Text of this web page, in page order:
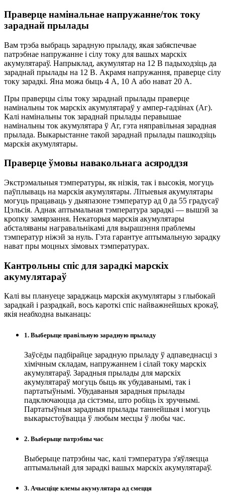
Праверце намінальнае напружанне/ток току
зараднай прылады
Вам трэба выбраць зарадную прыладу, якая забяспечвае
патрэбнае напружанне і сілу току для вашых марскіх
акумулятараў. Напрыклад, акумулятар на 12 В падыходзіць да
зараднай прылады на 12 В. Акрамя напружання, праверце сілу
току зарадкі. Яна можа быць 4 А, 10 А або нават 20 А.
Пры праверцы сілы току зараднай прылады праверце
намінальны ток марскіх акумулятараў у ампер-гадзінах (Аг).
Калі намінальны ток зараднай прылады перавышае
намінальны ток акумулятара ў Аг, гэта няправільная зарадная
прылада. Выкарыстанне такой зараднай прылады пашкодзіць
марскія акумулятары.
Праверце ўмовы навакольнага асяроддзя
Экстрэмальныя тэмпературы, як нізкія, так і высокія, могуць
паўплываць на марскія акумулятары. Літыевыя акумулятары
могуць працаваць у дыяпазоне тэмператур ад 0 да 55 градусаў
Цэльсія. Аднак аптымальная тэмпература зарадкі — вышэй за
кропку замярзання. Некаторыя марскія акумулятары
абсталяваны награвальнікамі для вырашэння праблемы
тэмператур ніжэй за нуль. Гэта гарантуе аптымальную зарадку
нават пры моцных зімовых тэмпературах.
Кантрольны спіс для зарадкі марскіх
акумулятараў
Калі вы плануеце зараджаць марскія акумулятары з глыбокай
зарадкай і разрадкай, вось кароткі спіс найважнейшых крокаў,
якія неабходна выканаць:
1. Выберыце правільную зарадную прыладу
Заўсёды падбірайце зарадную прыладу ў адпаведнасці з
хімічным складам, напружаннем і сілай току марскіх
акумулятараў. Зарадныя прылады для марскіх
акумулятараў могуць быць як убудаванымі, так і
партатыўнымі. Убудаваныя зарадныя прылады
падключаюцца да сістэмы, што робіць іх зручнымі.
Партатыўныя зарадныя прылады таннейшыя і могуць
выкарыстоўвацца ў любым месцы ў любы час.
2. Выберыце патрэбны час
Выберыце патрэбны час, калі тэмпература з'яўляецца
аптымальнай для зарадкі вашых марскіх акумулятараў.
3. Ачысціце клемы акумулятара ад смецця